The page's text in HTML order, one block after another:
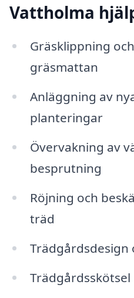
Vattholma
Gräsklippning
gräsmattan
Anläggning av
planteringar
Övervakning av
besprutning
Röjning och
träd
Trädgårdsdesign